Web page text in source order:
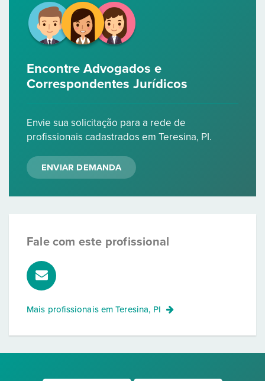
Encontre Advogados e
Correspondentes Jurídicos
Envie sua solicitação para a rede de
profissionais cadastrados em Teresina, PI.
ENVIAR DEMANDA
Fale com este profissional
Mais profissionais emTeresina, PI